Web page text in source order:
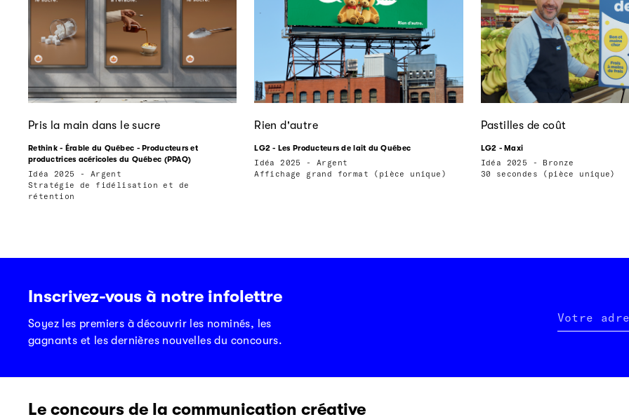
Pris la main dans le sucre
Rethink - Érable du Québec - Producteurs et
productrices acéricoles du Québec (PPAQ)
Idéa 2025 - Argent
Stratégie de fidélisation et de
rétention
Rien d'autre
LG2 - Les Producteurs de lait du Québec
Idéa 2025 - Argent
Affichage grand format (pièce unique)
Pastilles de coût
LG2 - Maxi
Idéa 2025 - Bronze
30 secondes (pièce unique)
Inscrivez-vous à notre infolettre
Soyez les premiers à découvrir les nominés, les
gagnants et les dernières nouvelles du concours.
Votre
Le concours de la communication créative